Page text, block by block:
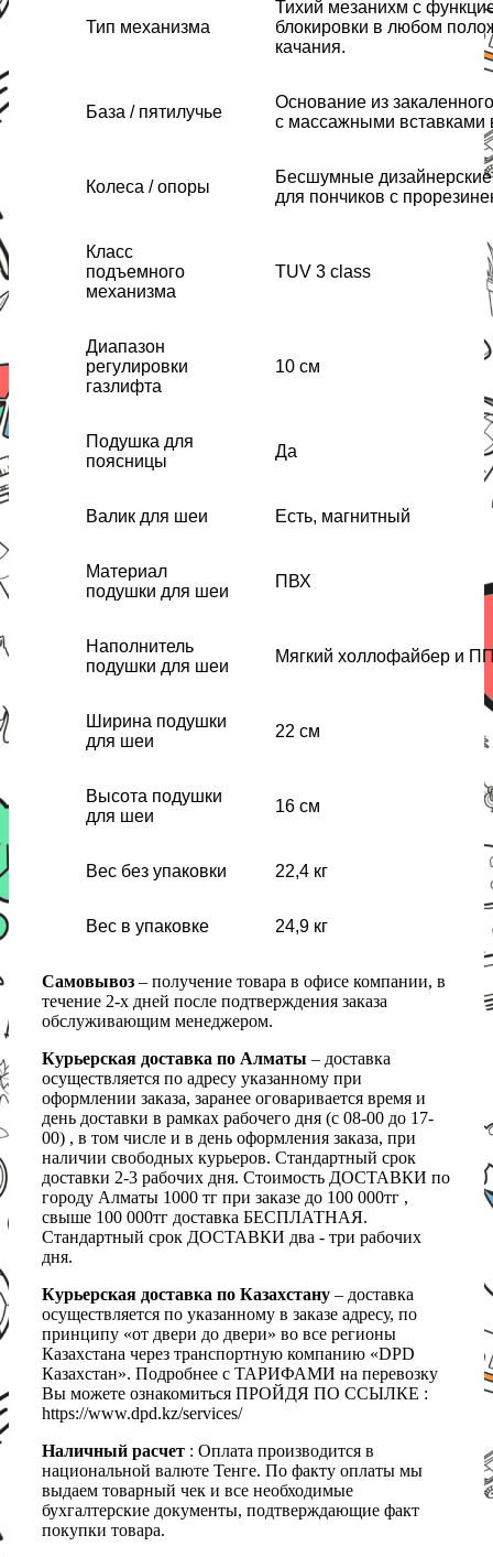
Тип механизма
Тихий мезанихм с
блокировки в любом
качания.
База / пятилучье
Основание из
с массажными вставками
Колеса / опоры
Бесшумные
для пончиков с
Класс
подъемного
механизма
TUV 3 class
Диапазон
регулировки
газлифта
10 см
Подушка для
поясницы
Да
Валик для шеи Есть, магнитный
Материал
подушки для шеи
ПВХ
Наполнитель
подушки для шеи
Мягкий холлофайбер и
Ширина подушки
для шеи
22 см
Высота подушки
для шеи
16 см
Вес без упаковки 22,4 кг
Вес в упаковке 24,9 кг
Самовывоз – получение товара в офисе компании, в
течение 2-х дней после подтверждения заказа
обслуживающим менеджером.
Курьерская доставка по Алматы – доставка
осуществляется по адресу указанному при
оформлении заказа, заранее оговаривается время и
день доставки в рамках рабочего дня (с 08-00 до 17-
00) , в том числе и в день оформления заказа, при
наличии свободных курьеров. Стандартный срок
доставки 2-3 рабочих дня. Стоимость ДОСТАВКИ по
городу Алматы 1000 тг при заказе до 100 000тг ,
свыше 100 000тг доставка БЕСПЛАТНАЯ.
Стандартный срок ДОСТАВКИ два - три рабочих
дня.
Курьерская доставка по Казахстану – доставка
осуществляется по указанному в заказе адресу, по
принципу «от двери до двери» во все регионы
Казахстана через транспортную компанию «DPD
Казахстан». Подробнее с ТАРИФАМИ на перевозку
Вы можете ознакомиться ПРОЙДЯ ПО ССЫЛКЕ :
https://www.dpd.kz/services/
Наличный расчет : Оплата производится в
национальной валюте Тенге. По факту оплаты мы
выдаем товарный чек и все необходимые
бухгалтерские документы, подтверждающие факт
покупки товара.